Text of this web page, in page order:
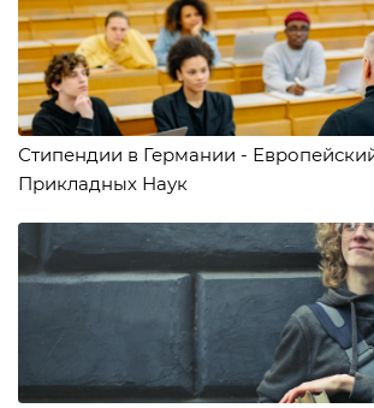
Стипендии в Германии -
Прикладных Наук